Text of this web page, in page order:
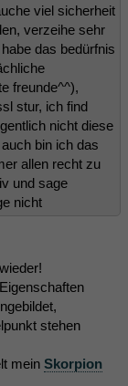
viel sicherheit
verzeihe sehr
das bedürfnis
freunde^^),
stur, ich find
nicht diese
bin ich das
allen recht zu
und sage
nicht
stehen
mein Skorpion